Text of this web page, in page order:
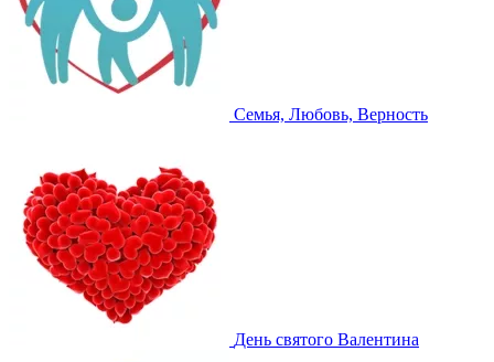
Семья, Любовь, Верность
День святого Валентина